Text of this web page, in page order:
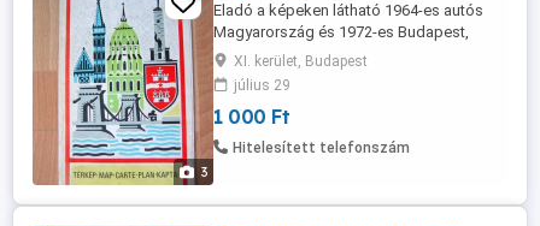
3
Eladó a képeken látható 1964-es autós
Magyarország és 1972-es Budapest,
széthajtható térkép. Személyes átvétellel
a 11. kerületben. Telefon
XI. kerület, Budapest
július 29
1 000 Ft
Hitelesített telefonszám